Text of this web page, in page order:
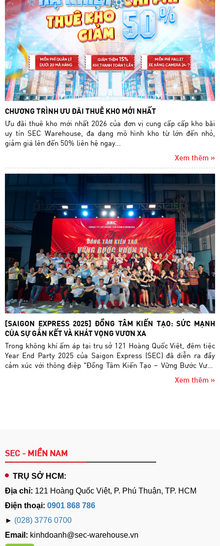
CHƯƠNG TRÌNH ƯU ĐÃI THUÊ KHO MỚI NHẤT
Ưu đãi thuê kho mới nhất 2026 của đơn vị cung cấp cấp kho bãi
uy tín SEC Warehouse, đa dạng mô hình kho từ lớn đến nhỏ,
giảm giá lên đến 50% liên hệ ngay...
Xem thêm »
[SAIGON EXPRESS 2025] ĐỒNG TÂM KIẾN TẠO: SỨC MẠNH
CỦA SỰ GẮN KẾT VÀ KHÁT VỌNG VƯƠN XA
Trong không khí ấm áp tại trụ sở 121 Hoàng Quốc Việt, đêm tiệc
Year End Party 2025 của Saigon Express (SEC) đã diễn ra đầy
cảm xúc với thông điệp "Đồng Tâm Kiến Tạo – Vững Bước Vươn
Xa". Đây không chỉ là dịp để Saigon Express cùng nhìn lại một
năm vượt sóng đầy bản lĩnh, mà còn là bệ phóng cho quyết tâm
Xem thêm »
SEC - MIỀN NAM
TRỤ SỞ HCM:
Địa chỉ: 121 Hoàng Quốc Việt, P. Phú Thuận, TP. HCM
Điện thoại: 0901 868 786
► (028) 3776 0700
Email: kinhdoanh@sec-warehouse.vn